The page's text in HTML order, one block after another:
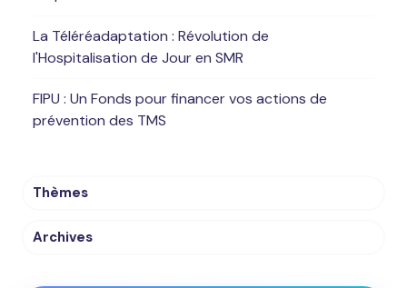
La Téléréadaptation : Révolution de
l'Hospitalisation de Jour en SMR
FIPU : Un Fonds pour financer vos actions de
prévention des TMS
Thèmes
Archives